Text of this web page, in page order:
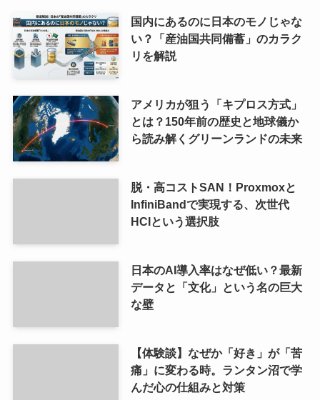
国内にあるのに日本のモノじゃな
い？「産油国共同備蓄」のカラク
リを解説
アメリカが狙う「キプロス方式」
とは？150年前の歴史と地球儀か
ら読み解くグリーンランドの未来
脱・高コストSAN！Proxmoxと
InfiniBandで実現する、次世代
HCIという選択肢
日本のAI導入率はなぜ低い？最新
データと「文化」という名の巨大
な壁
【体験談】なぜか「好き」が「苦
痛」に変わる時。ランタン沼で学
んだ心の仕組みと対策